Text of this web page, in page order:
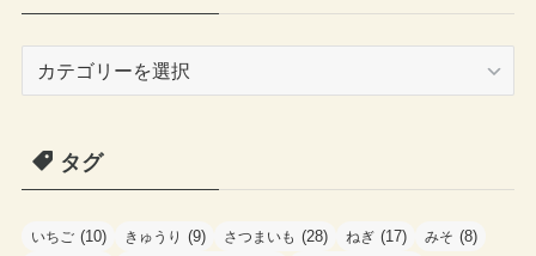
タグ
いちご (10) きゅうり (9) さつまいも (28) ねぎ (17) みそ (8)